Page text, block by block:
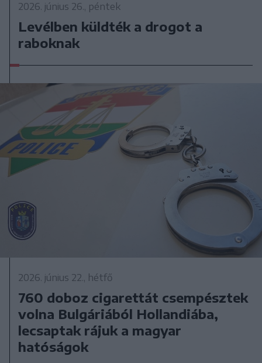
2026. június 26., péntek
Levélben küldték a drogot a
raboknak
2026. június 22., hétfő
760 doboz cigarettát csempésztek
volna Bulgáriából Hollandiába,
lecsaptak rájuk a magyar
hatóságok